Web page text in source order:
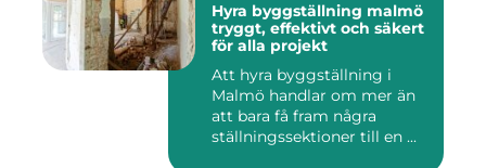
Hyra byggställning malmö
tryggt, effektivt och säkert
för alla projekt
Att hyra byggställning i
Malmö handlar om mer än
att bara få fram några
ställningssektioner till en ...